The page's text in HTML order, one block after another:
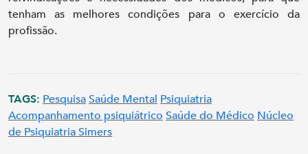
tenham as melhores condições para o exercício da
profissão.
TAGS: PesquisaSaúde Mental Psiquiatria
Acompanhamento psiquiátrico Saúde do Médico Núcleo
de Psiquiatria Simers